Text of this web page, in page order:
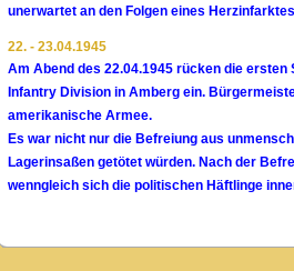
unerwartet an den Folgen eines
22. - 23.04.1945
Am Abend des 22.04.1945 rücken die
Infantry Division in Amberg ein.
amerikanische Armee.
Es war nicht nur die Befreiung aus
Lagerinsaßen getötet würden. Nach der
wenngleich sich die politischen Häftlinge